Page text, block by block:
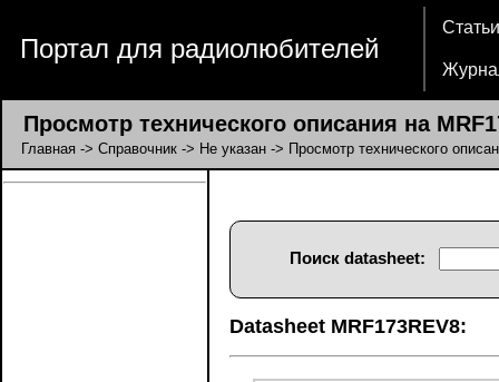
Портал для радиолюбителей
Статьи
Просмотр технического описания на
Главная -> Справочник -> Не указан -> Просмотр технического
Поиск datasheet:
Datasheet MRF173REV8: